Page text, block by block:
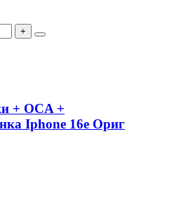
+
+ OCA +
Iphone 16e Ориг